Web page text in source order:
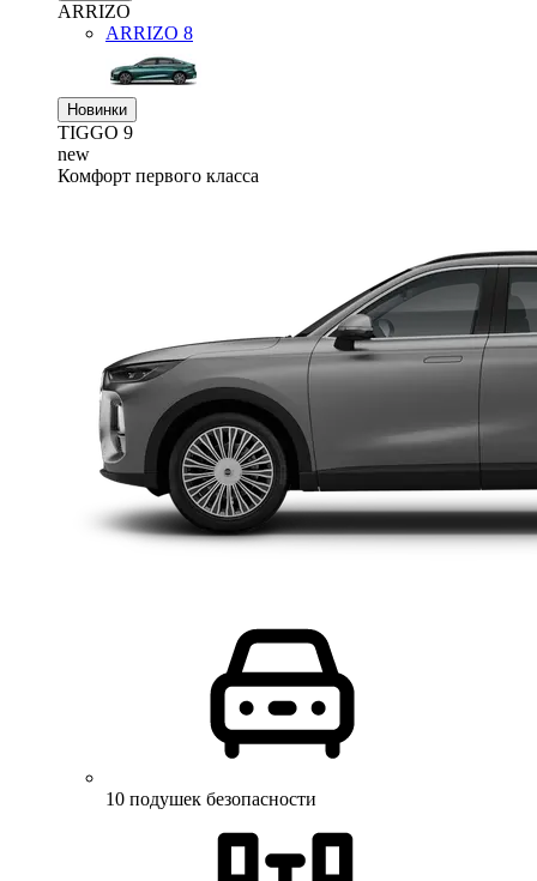
ARRIZO
ARRIZO 8
Новинки
TIGGO 9
new
Комфорт первого класса
10 подушек безопасности